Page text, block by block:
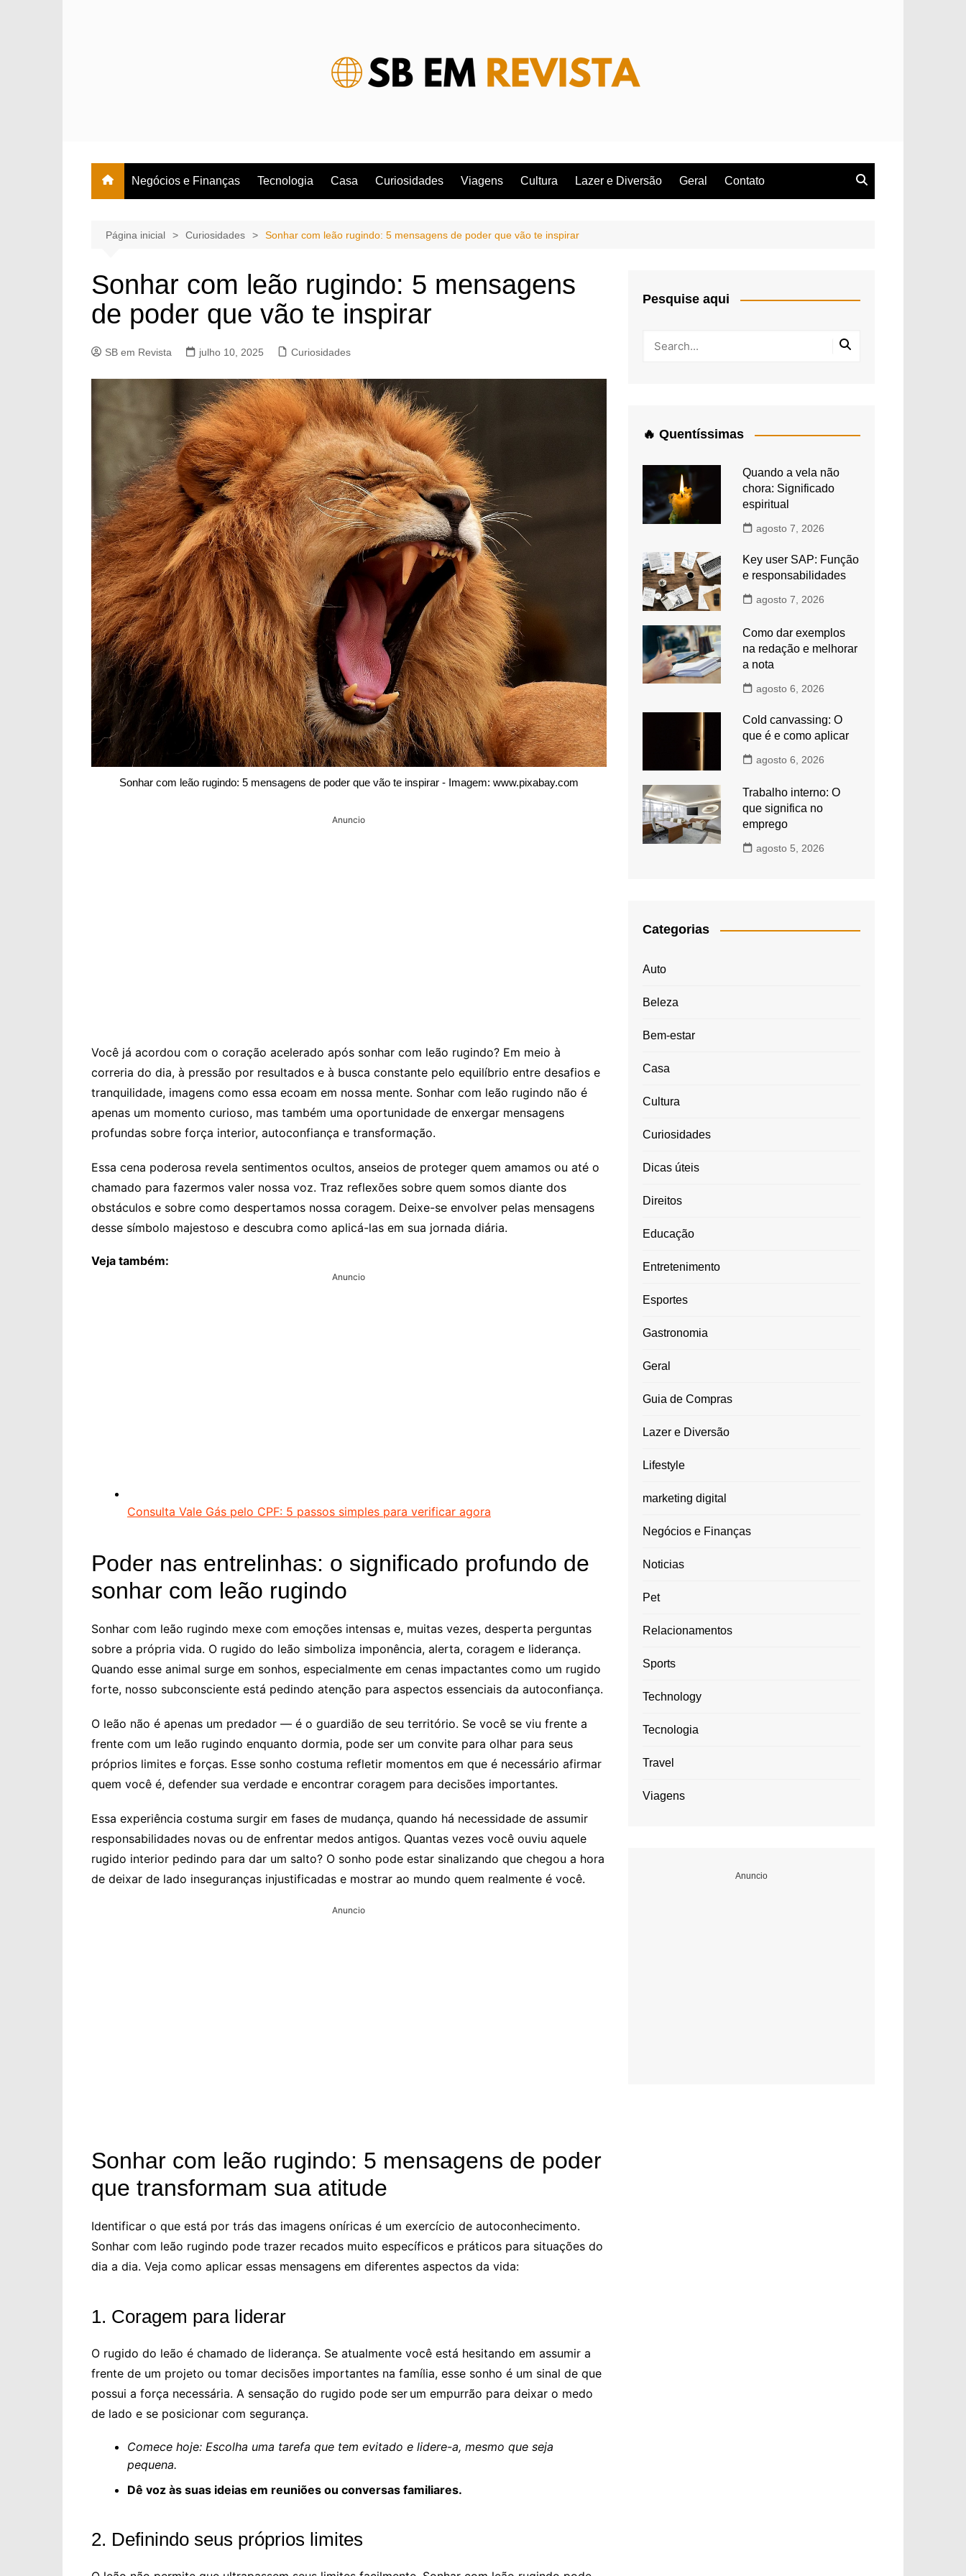
Negócios e Finanças Tecnologia Casa Curiosidades Viagens Cultura Lazer e Diversão Geral Contato
Página inicial Curiosidades Sonhar com leão rugindo: 5 mensagens de poder que vão te inspirar
Sonhar com leão rugindo: 5 mensagens
de poder que vão te inspirar
SB em Revista julho 10, 2025 Curiosidades
Sonhar com leão rugindo: 5 mensagens de poder que vão te inspirar - Imagem: www.pixabay.com
Anuncio
Você já acordou com o coração acelerado após sonhar com leão rugindo? Em meio à
correria do dia, à pressão por resultados e à busca constante pelo equilíbrio entre desafios e
tranquilidade, imagens como essa ecoam em nossa mente. Sonhar com leão rugindo não é
apenas um momento curioso, mas também uma oportunidade de enxergar mensagens
profundas sobre força interior, autoconfiança e transformação.
Essa cena poderosa revela sentimentos ocultos, anseios de proteger quem amamos ou até o
chamado para fazermos valer nossa voz. Traz reflexões sobre quem somos diante dos
obstáculos e sobre como despertamos nossa coragem. Deixe-se envolver pelas mensagens
desse símbolo majestoso e descubra como aplicá-las em sua jornada diária.
Veja também:
Anuncio
Consulta Vale Gás pelo CPF: 5 passos simples para verificar agora
Poder nas entrelinhas: o significado profundo de
sonhar com leão rugindo
Sonhar com leão rugindo mexe com emoções intensas e, muitas vezes, desperta perguntas
sobre a própria vida. O rugido do leão simboliza imponência, alerta, coragem e liderança.
Quando esse animal surge em sonhos, especialmente em cenas impactantes como um rugido
forte, nosso subconsciente está pedindo atenção para aspectos essenciais da autoconfiança.
O leão não é apenas um predador — é o guardião de seu território. Se você se viu frente a
frente com um leão rugindo enquanto dormia, pode ser um convite para olhar para seus
próprios limites e forças. Esse sonho costuma refletir momentos em que é necessário afirmar
quem você é, defender sua verdade e encontrar coragem para decisões importantes.
Essa experiência costuma surgir em fases de mudança, quando há necessidade de assumir
responsabilidades novas ou de enfrentar medos antigos. Quantas vezes você ouviu aquele
rugido interior pedindo para dar um salto? O sonho pode estar sinalizando que chegou a hora
de deixar de lado inseguranças injustificadas e mostrar ao mundo quem realmente é você.
Anuncio
Sonhar com leão rugindo: 5 mensagens de poder
que transformam sua atitude
Identificar o que está por trás das imagens oníricas é um exercício de autoconhecimento.
Sonhar com leão rugindo pode trazer recados muito específicos e práticos para situações do
dia a dia. Veja como aplicar essas mensagens em diferentes aspectos da vida:
1. Coragem para liderar
O rugido do leão é chamado de liderança. Se atualmente você está hesitando em assumir a
frente de um projeto ou tomar decisões importantes na família, esse sonho é um sinal de que
possui a força necessária. A sensação do rugido pode ser um empurrão para deixar o medo
de lado e se posicionar com segurança.
Comece hoje: Escolha uma tarefa que tem evitado e lidere-a, mesmo que seja
pequena.
Dê voz às suas ideias em reuniões ou conversas familiares.
2. Definindo seus próprios limites
Pesquise aqui
🔥 Quentíssimas
Quando a vela não
chora: Significado
espiritual
agosto 7, 2026
Key user SAP: Função
e responsabilidades
agosto 7, 2026
Como dar exemplos
na redação e melhorar
a nota
agosto 6, 2026
Cold canvassing: O
que é e como aplicar
agosto 6, 2026
Trabalho interno: O
que significa no
emprego
agosto 5, 2026
Categorias
Auto
Beleza
Bem-estar
Casa
Cultura
Curiosidades
Dicas úteis
Direitos
Educação
Entretenimento
Esportes
Gastronomia
Geral
Guia de Compras
Lazer e Diversão
Lifestyle
marketing digital
Negócios e Finanças
Noticias
Pet
Relacionamentos
Sports
Technology
Tecnologia
Travel
Viagens
Anuncio